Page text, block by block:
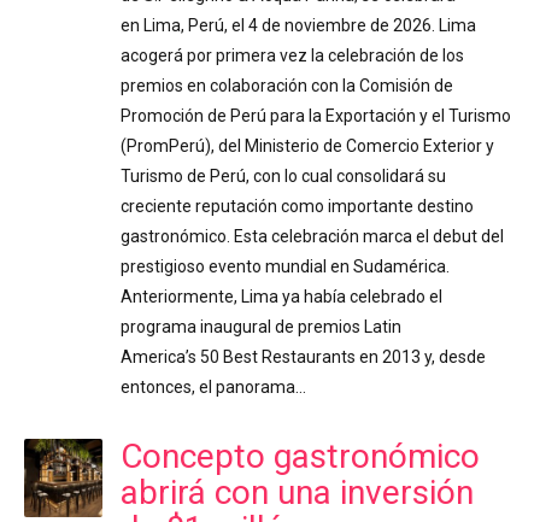
en Lima, Perú, el 4 de noviembre de 2026. Lima
acogerá por primera vez la celebración de los
premios en colaboración con la Comisión de
Promoción de Perú para la Exportación y el Turismo
(PromPerú), del Ministerio de Comercio Exterior y
Turismo de Perú, con lo cual consolidará su
creciente reputación como importante destino
gastronómico. Esta celebración marca el debut del
prestigioso evento mundial en Sudamérica.
Anteriormente, Lima ya había celebrado el
programa inaugural de premios Latin
America’s 50 Best Restaurants en 2013 y, desde
entonces, el panorama…
Concepto gastronómico
abrirá con una inversión